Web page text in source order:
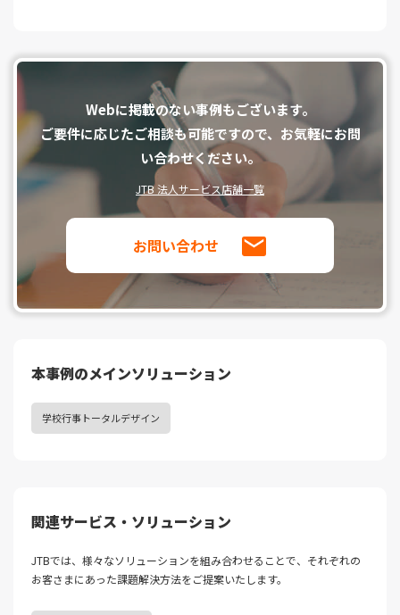
Webに掲載のない事例もございます。
ご要件に応じたご相談も可能ですので、お気軽にお問
い合わせください。
JTB 法人サービス店舗一覧
お問い合わせ
本事例のメインソリューション
学校行事トータルデザイン
関連サービス・ソリューション
JTBでは、様々なソリューションを組み合わせることで、それぞれの
お客さまにあった課題解決⽅法をご提案いたします。